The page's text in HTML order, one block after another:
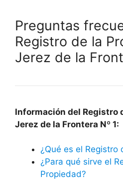
Preguntas
Registro de la
Jerez de la
Información del Registro
Jerez de la Frontera Nº 1:
¿Qué es el Registro
¿Para qué sirve el
Propiedad?